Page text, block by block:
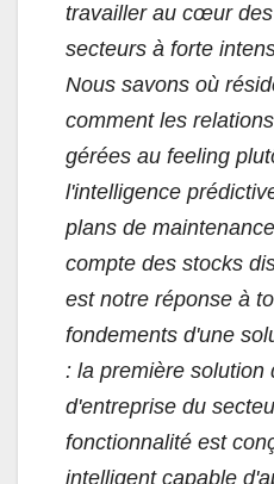
travailler au cœur
secteurs à forte
Nous savons où
comment les
gérées au feeling
l'intelligence
plans de
compte des stocks
est notre réponse à
fondements d'une
: la première solution
d'entreprise du
fonctionnalité est
intelligent capable